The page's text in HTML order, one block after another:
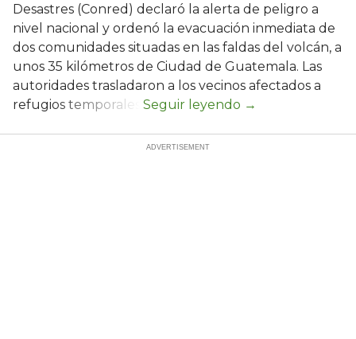
Desastres (Conred) declaró la alerta de peligro a
nivel nacional y ordenó la evacuación inmediata de
dos comunidades situadas en las faldas del volcán, a
unos 35 kilómetros de Ciudad de Guatemala. Las
autoridades trasladaron a los vecinos afectados a
refugios temporales.